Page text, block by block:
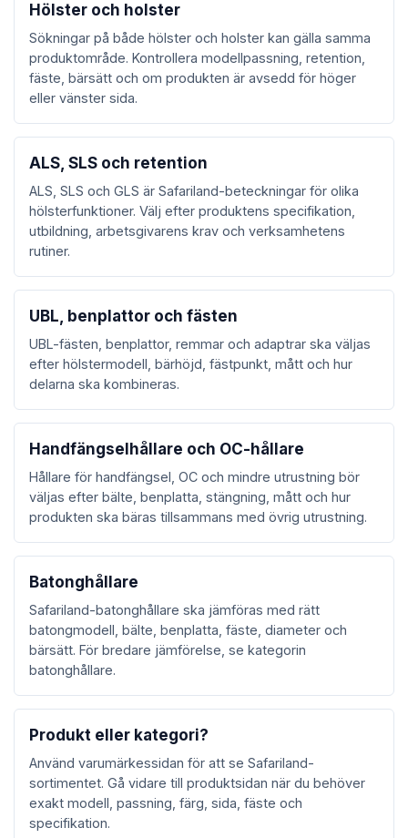
Hölster och holster
Sökningar på både hölster och holster kan gälla samma
produktområde. Kontrollera modellpassning, retention,
fäste, bärsätt och om produkten är avsedd för höger
eller vänster sida.
ALS, SLS och retention
ALS, SLS och GLS är Safariland-beteckningar för olika
hölsterfunktioner. Välj efter produktens specifikation,
utbildning, arbetsgivarens krav och verksamhetens
rutiner.
UBL, benplattor och fästen
UBL-fästen, benplattor, remmar och adaptrar ska väljas
efter hölstermodell, bärhöjd, fästpunkt, mått och hur
delarna ska kombineras.
Handfängselhållare och OC-hållare
Hållare för handfängsel, OC och mindre utrustning bör
väljas efter bälte, benplatta, stängning, mått och hur
produkten ska bäras tillsammans med övrig utrustning.
Batonghållare
Safariland-batonghållare ska jämföras med rätt
batongmodell, bälte, benplatta, fäste, diameter och
bärsätt. För bredare jämförelse, se kategorin
batonghållare.
Produkt eller kategori?
Använd varumärkessidan för att se Safariland-
sortimentet. Gå vidare till produktsidan när du behöver
exakt modell, passning, färg, sida, fäste och
specifikation.